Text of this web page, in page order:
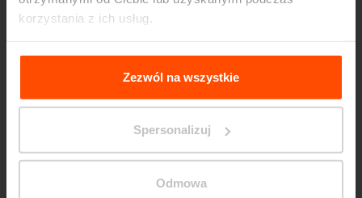
korzystania z ich usług.
Więcej informacji można znaleźć na stroniePrinciples
Relating to the Processing Personal Data
Zezwól na wszystkie
Spersonalizuj
Odmowa